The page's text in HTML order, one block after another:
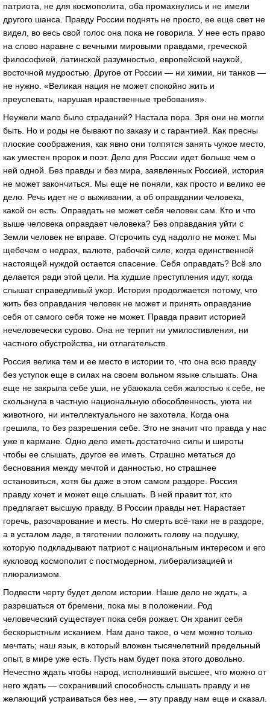
патриота, не для космополита, оба промахнулись и не имели
другого шанса. Правду России поднять не просто, ее еще свет не
видел, во весь свой голос она пока не говорила. У нее есть право
на слово наравне с вечными мировыми правдами, греческой
философией, латинской разумностью, европейской наукой,
восточной мудростью. Другое от России — ни химии, ни танков —
не нужно. «Великая нация не может спокойно жить и
преуспевать, нарушая нравственные требования».
Неужели мало было страданий? Настала пора. Зря они не могли
быть. Но и роды не бывают по заказу и с гарантией. Как пресны
плоские соображения, как явно они толпятся занять чужое место,
как уместен пророк и поэт. Дело для России идет больше чем о
ней одной. Без правды и без мира, заявленных Россией, история
не может закончиться. Мы еще не поняли, как просто и велико ее
дело. Речь идет не о выживании, а об оправдании человека,
какой он есть. Оправдать не может себя человек сам. Кто и что
выше человека оправдает человека? Без оправдания уйти с
Земли человек не вправе. Отсрочить суд надолго не может. Мы
щебечем о недрах, валюте, рабочей силе, когда единственной
настоящей нуждой остается спасение. Себя оправдать? Всё зло
делается ради этой цели. На худшие преступления идут, когда
слышат справедливый укор. История продолжается потому, что
жить без оправдания человек не может и принять оправдание
себя от самого себя тоже не может. Правда правит историей
нечеловечески сурово. Она не терпит ни умилостивления, ни
частного обустройства, ни отлагательств.
Россия велика тем и ее место в истории то, что она всю правду
без уступок еще в силах на своем вольном языке слышать. Она
еще не закрыла себе уши, не убаюкала себя жалостью к себе, не
скользнула в частную национальную обособленность, уюта ни
животного, ни интеллектуального не захотела. Когда она
грешила, то без разрешения себе. Это не значит что правда у нас
уже в кармане. Одно дело иметь достаточно силы и широты
чтобы ее слышать, другое ее иметь. Страшно метаться до
беснования между мечтой и данностью, но страшнее
остановиться, хотя бы даже в этом самом раздоре. Россия
правду хочет и может еще слышать. В ней правит тот, кто
предлагает высшую правду. В России правды нет. Нарастает
горечь, разочарование и месть. Но смерть всё-таки не в раздоре,
а в усталом ладе, в тяготении положить голову на подушку,
которую подкладывают патриот с национальным интересом и его
кукловод космополит с постмодерном, либерализацией и
плюрализмом.
Подвести черту будет делом истории. Наше дело не ждать, а
разрешаться от бремени, пока мы в положении. Род
человеческий существует пока себя рожает. Он хранит себя
бескорыстным исканием. Нам дано такое, о чем можно только
мечтать; наш язык, в который вложен тысячелетний предельный
опыт, в мире уже есть. Пусть нам будет пока этого довольно.
Нечестно ждать чтобы народ, исполнивший высшее, что можно от
него ждать — сохранивший способность слышать правду и не
желающий устраиваться без нее, — эту правду нам еще и сказал.